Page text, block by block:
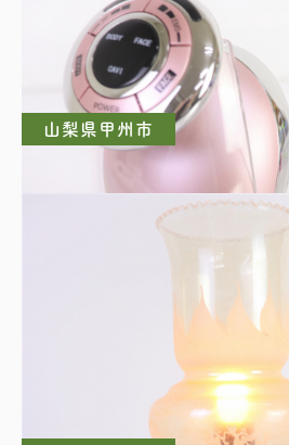
ソーダーストリーム
山梨県甲州市